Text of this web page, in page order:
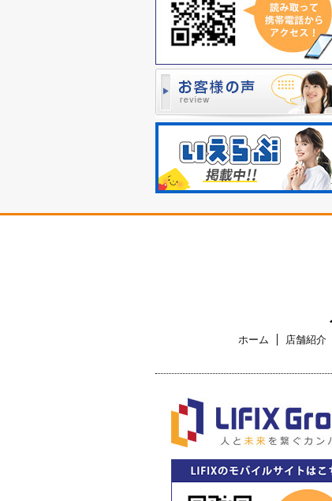
ホーム 店舗紹介